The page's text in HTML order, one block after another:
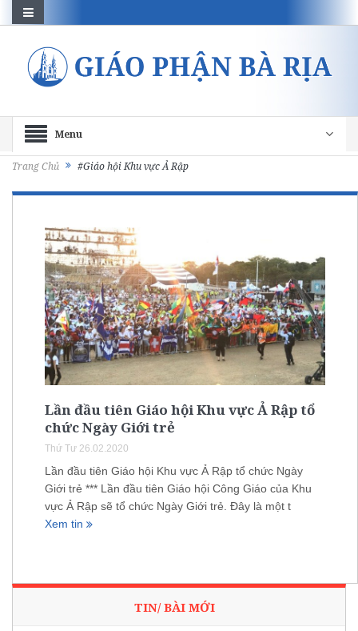
Menu
Trang Chủ #Giáo hội Khu vực Ả Rập
Lần đầu tiên Giáo hội Khu vực Ả Rập tổ
chức Ngày Giới trẻ
Thứ Tư 26.02.2020
Lần đầu tiên Giáo hội Khu vực Ả Rập tổ chức Ngày
Giới trẻ *** Lần đầu tiên Giáo hội Công Giáo của Khu
vực Ả Rập sẽ tổ chức Ngày Giới trẻ. Đây là một t
Xem tin
TIN/ BÀI MỚI